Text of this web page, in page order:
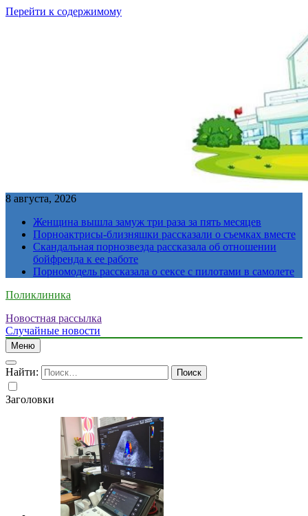
Перейти к содержимому
8 августа, 2026
Женщина вышла замуж три раза за пять месяцев
Порноактрисы-близняшки рассказали о съемках вместе
Скандальная порнозвезда рассказала об отношении
бойфренда к ее работе
Порномодель рассказала о сексе с пилотами в самолете
Поликлиника
Новостная рассылка
Случайные новости
Меню
Найти:
Заголовки